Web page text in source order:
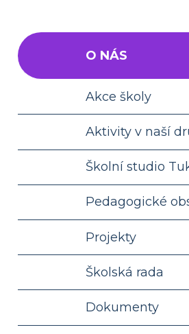
O NÁS
Akce školy
Aktivity v naší
Školní studio
Pedagogické
Projekty
Školská rada
Dokumenty